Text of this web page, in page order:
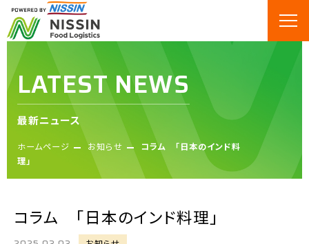
LATEST NEWS
最新ニュース
ホームページ お知らせ
コラム 「日本のインド料
理」
コラム 「日本のインド料理」